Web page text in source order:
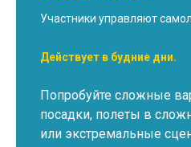
Участники управляют
Действует в будние дни.
Попробуйте сложные
посадки, полеты в
или экстремальные